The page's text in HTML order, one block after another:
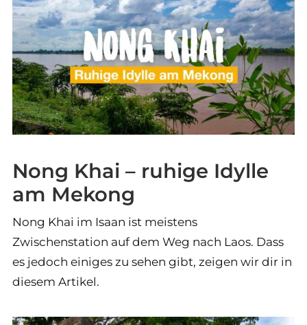
Nong Khai – ruhige Idylle
am Mekong
Nong Khai im Isaan ist meistens
Zwischenstation auf dem Weg nach Laos. Dass
es jedoch einiges zu sehen gibt, zeigen wir dir in
diesem Artikel.